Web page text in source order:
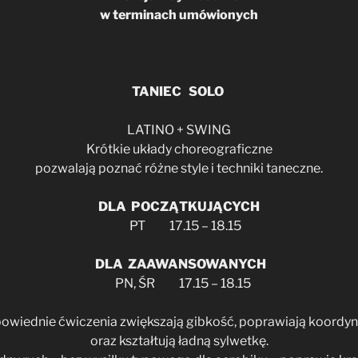
w terminach umówionych
TANIEC SOLO
LATINO + SWING
Krótkie układy choreograficzne
pozwalają poznać różne style i techniki taneczne.
DLA POCZĄTKUJĄCYCH
PT 17.15 – 18.15
DLA ZAAWANSOWANYCH
PN, ŚR 17.15 – 18.15
ćwiczenia zwiększają gibkość, poprawiają
oraz kształtują ładną sylwetkę.